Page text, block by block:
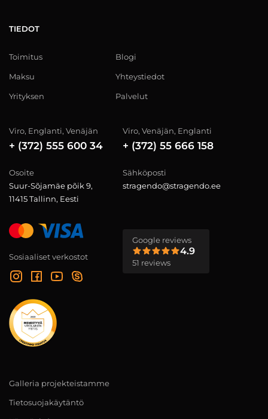
TIEDOT
Toimitus
Maksu
Yrityksen
Blogi
Yhteystiedot
Palvelut
Viro, Englanti, Venäjän
+ (372) 555 600 34
Viro, Venäjän, Englanti
+ (372) 55 666 158
Osoite
Suur-Sõjamäe põik 9,
11415 Tallinn, Eesti
Sähköposti
stragendo@stragendo.ee
Sosiaaliset verkostot
Google reviews
4.9
51 reviews
Galleria projekteistamme
Tietosuojakäytäntö